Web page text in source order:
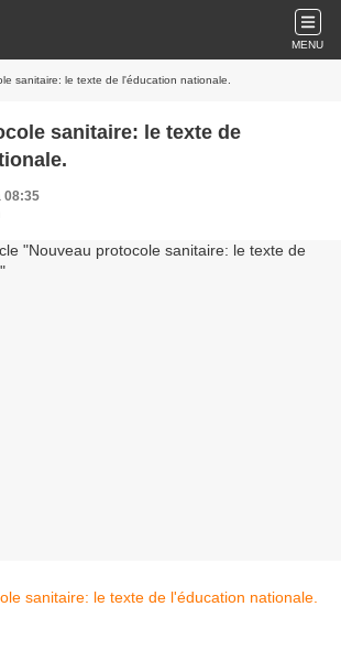
MENU
sanitaire: le texte de l'éducation nationale.
sanitaire: le texte de
08:35